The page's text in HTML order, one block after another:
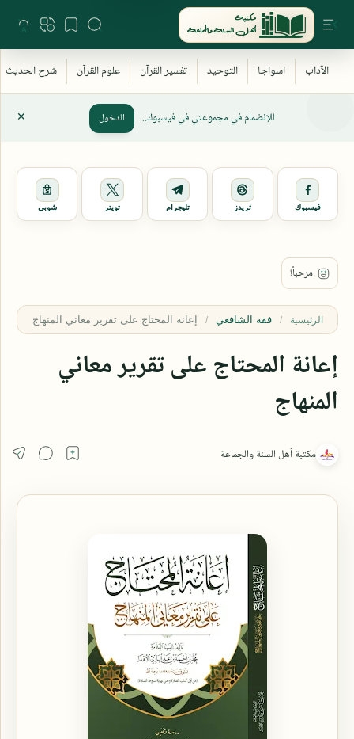
للإنضمام في مجموعتي في فيسبوك.. الدخول
فيسبوك ثريدز تليجرام تويتر شوبي
الرئيسية فقه الشافعي
إعانة المحتاج على تقرير معاني
المنهاج